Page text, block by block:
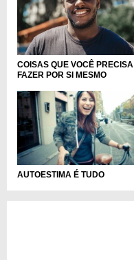
COISAS QUE VOCÊ PRECISA
FAZER POR SI MESMO
AUTOESTIMA É TUDO